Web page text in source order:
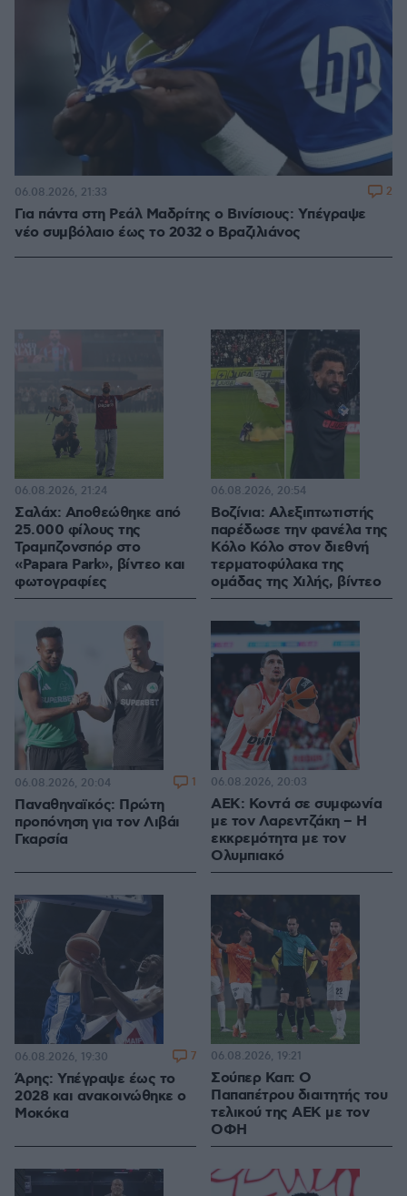
Για πάντα στη Ρεάλ Μαδρίτης ο Βινίσιους: Yπέγραψε
νέο συμβόλαιο έως το 2032 ο Βραζιλιάνος
06.08.2026, 21:33 2
Σαλάχ: Αποθεώθηκε από
25.000 φίλους της
Τραμπζονσπόρ στο
«Papara Park», βίντεο και
φωτογραφίες
06.08.2026, 21:24
Βοζίνια: Αλεξιπτωτιστής
παρέδωσε την φανέλα της
Κόλο Κόλο στον διεθνή
τερματοφύλακα της
ομάδας της Χιλής, βίντεο
06.08.2026, 20:54
Παναθηναϊκός: Πρώτη
προπόνηση για τον Λιβάι
Γκαρσία
06.08.2026, 20:04 1
ΑΕΚ: Κοντά σε συμφωνία
με τον Λαρεντζάκη – Η
εκκρεμότητα με τον
Ολυμπιακό
06.08.2026, 20:03
Άρης: Υπέγραψε έως το
2028 και ανακοινώθηκε ο
Μοκόκα
06.08.2026, 19:30 7
Σούπερ Καπ: Ο
Παπαπέτρου διαιτητής του
τελικού της ΑΕΚ με τον
ΟΦΗ
06.08.2026, 19:21